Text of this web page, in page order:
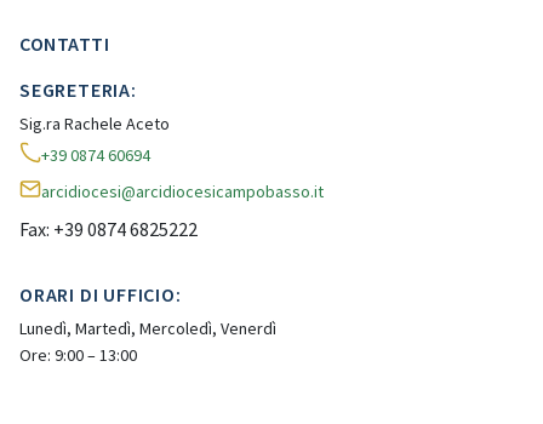
CONTATTI
SEGRETERIA:
Sig.ra Rachele Aceto
+39 0874 60694
arcidiocesi@arcidiocesicampobasso.it
Fax: +39 0874 6825222
ORARI DI UFFICIO:
Lunedì, Martedì, Mercoledì, Venerdì
Ore: 9:00 – 13:00